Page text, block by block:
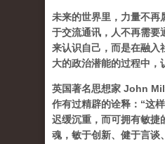
未来的世界里，力量不再
于交流通讯，人不再需要
来认识自己，而是在融入
大的政治潜能的过程中，
英国著名思想家 John
作有过精辟的诠释：“这
迟缓沉重，而可拥有敏捷
魂，敏于创新、健于言谈